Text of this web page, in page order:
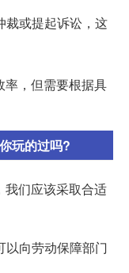
裁或提起诉讼，这
率，但需要根据具
玩的过吗?
我们应该采取合适
以向劳动保障部门